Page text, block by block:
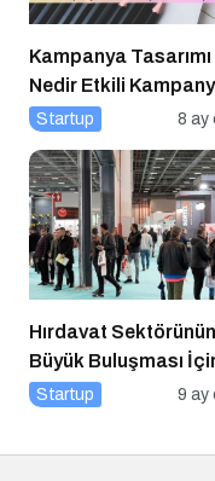
Kampanya Tasarımı
Nedir Etkili
Tasarımı İçin 10
Startup 8 ay
Hırdavat
Büyük Buluşması
İstanbul Hazır!
Startup 9 ay